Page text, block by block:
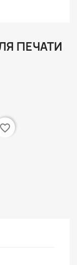
ПЕЧАТИ
favorite_border